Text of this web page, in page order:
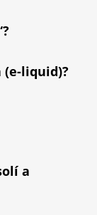
(e-liquid)?
a